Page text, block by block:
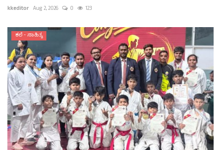
kkeditor Aug 2, 2026 0 123
ಕಲೆ - ಸಾಹಿತ್ಯ